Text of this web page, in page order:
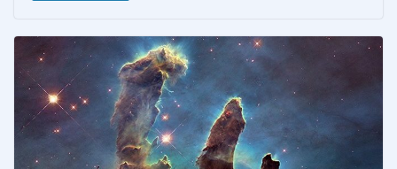
o
o
k
st n
g
er
а
в
и
т